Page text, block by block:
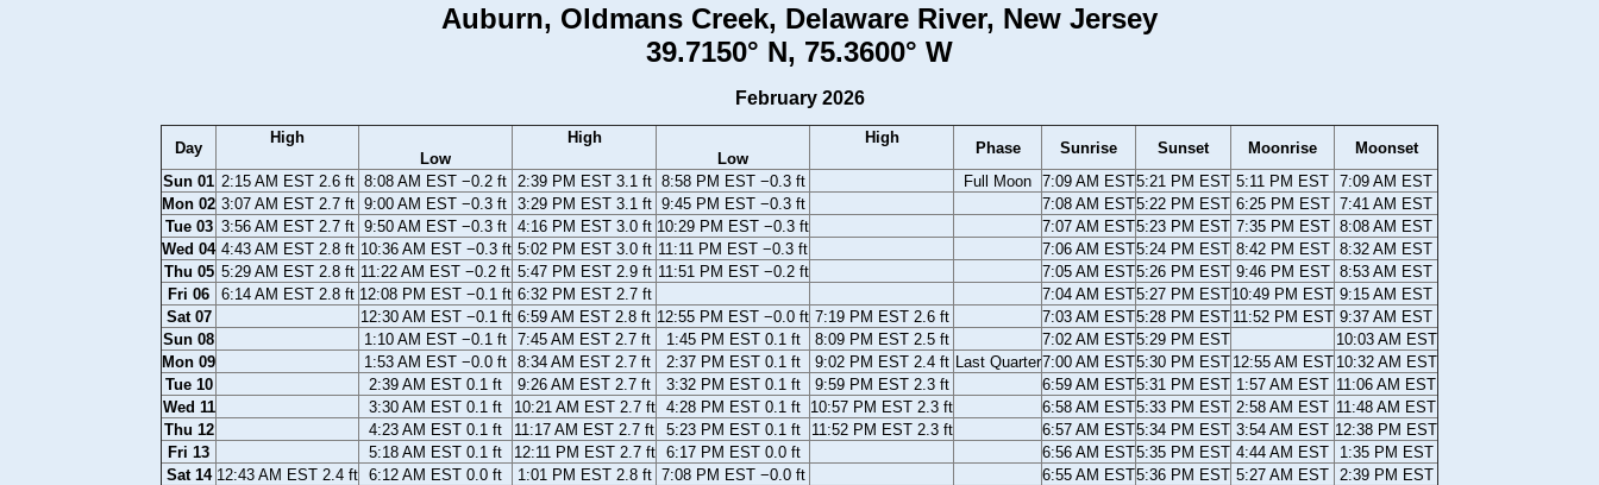
Auburn, Oldmans Creek, Delaware River, New Jersey
39.7150° N, 75.3600° W
February 2026
Day
High
Low
High
Low
High
Phase Sunrise Sunset Moonrise
Moonset
Sun 01 2:15 AM EST 2.6 ft 8:08 AM EST −0.2 ft 2:39 PM EST 3.1 ft 8:58 PM EST −0.3 ft Full Moon 7:09 AM EST5:21 PM EST 5:11 PM EST 7:09 AM EST
Mon 02 3:07 AM EST 2.7 ft 9:00 AM EST −0.3 ft 3:29 PM EST 3.1 ft 9:45 PM EST −0.3 ft 7:08 AM EST5:22 PM EST 6:25 PM EST 7:41 AM EST
Tue 03 3:56 AM EST 2.7 ft 9:50 AM EST −0.3 ft 4:16 PM EST 3.0 ft 10:29 PM EST −0.3 ft 7:07 AM EST5:23 PM EST 7:35 PM EST 8:08 AM EST
Wed 04 4:43 AM EST 2.8 ft 10:36 AM EST −0.3 ft 5:02 PM EST 3.0 ft 11:11 PM EST −0.3 ft 7:06 AM EST5:24 PM EST 8:42 PM EST 8:32 AM EST
Thu 05 5:29 AM EST 2.8 ft 11:22 AM EST −0.2 ft 5:47 PM EST 2.9 ft 11:51 PM EST −0.2 ft 7:05 AM EST5:26 PM EST 9:46 PM EST 8:53 AM EST
Fri 06
6:14 AM EST 2.8 ft 12:08 PM EST −0.1 ft 6:32 PM EST 2.7 ft 7:04 AM EST5:27 PM EST10:49 PM EST 9:15 AM EST
Sat 07
12:30 AM EST −0.1 ft 6:59 AM EST 2.8 ft 12:55 PM EST −0.0 ft 7:19 PM EST 2.6 ft 7:03 AM EST5:28 PM EST 11:52 PM EST 9:37 AM EST
Sun 08
1:10 AM EST −0.1 ft 7:45 AM EST 2.7 ft 1:45 PM EST 0.1 ft 8:09 PM EST 2.5 ft 7:02 AM EST5:29 PM EST
10:03 AM EST
Mon 09
1:53 AM EST −0.0 ft 8:34 AM EST 2.7 ft 2:37 PM EST 0.1 ft 9:02 PM EST 2.4 ft Last Quarter7:00 AM EST5:30 PM EST 12:55 AM EST 10:32 AM EST
Tue 10
2:39 AM EST 0.1 ft 9:26 AM EST 2.7 ft 3:32 PM EST 0.1 ft 9:59 PM EST 2.3 ft 6:59 AM EST5:31 PM EST 1:57 AM EST 11:06 AM EST
Wed 11
3:30 AM EST 0.1 ft 10:21 AM EST 2.7 ft 4:28 PM EST 0.1 ft 10:57 PM EST 2.3 ft 6:58 AM EST5:33 PM EST 2:58 AM EST 11:48 AM EST
Thu 12
4:23 AM EST 0.1 ft 11:17 AM EST 2.7 ft 5:23 PM EST 0.1 ft 11:52 PM EST 2.3 ft 6:57 AM EST5:34 PM EST 3:54 AM EST 12:38 PM EST
Fri 13
5:18 AM EST 0.1 ft 12:11 PM EST 2.7 ft 6:17 PM EST 0.0 ft 6:56 AM EST5:35 PM EST 4:44 AM EST
1:35 PM EST
Sat 14 12:43 AM EST 2.4 ft 6:12 AM EST 0.0 ft 1:01 PM EST 2.8 ft 7:08 PM EST −0.0 ft 6:55 AM EST5:36 PM EST 5:27 AM EST
2:39 PM EST